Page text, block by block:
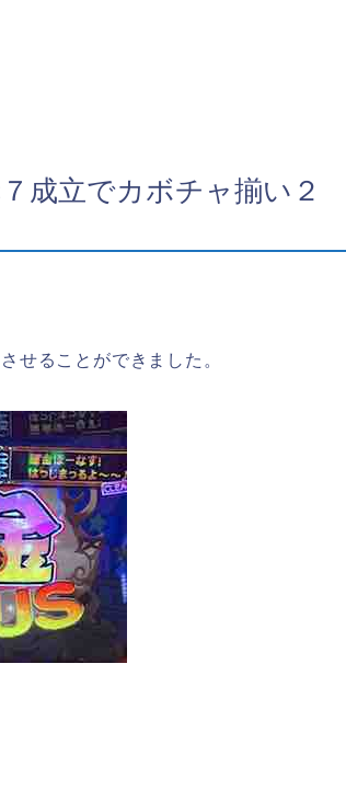
成立でカボチャ揃い２
せることができました。